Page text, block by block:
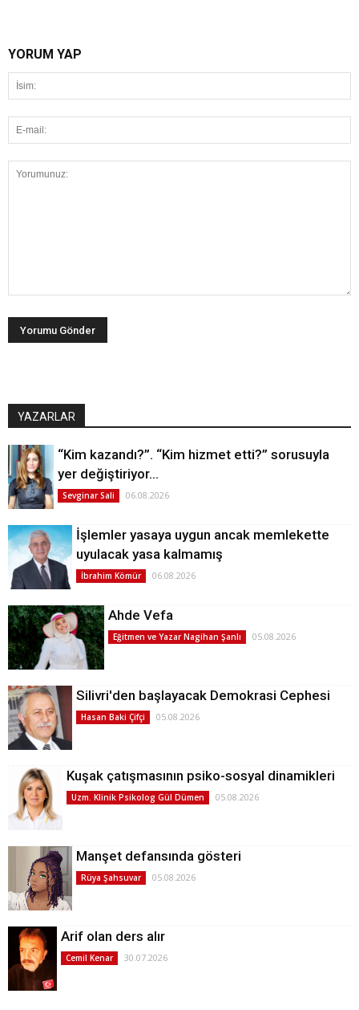
YORUM YAP
YAZARLAR
“Kim kazandı?”. “Kim hizmet etti?” sorusuyla
yer değiştiriyor…
Sevginar Sali 06.08.2026
İşlemler yasaya uygun ancak memlekette
uyulacak yasa kalmamış
İbrahim Kömür 06.08.2026
Ahde Vefa
Eğitmen ve Yazar Nagihan Şanlı 05.08.2026
Silivri'den başlayacak Demokrasi Cephesi
Hasan Baki Çifçi 05.08.2026
Kuşak çatışmasının psiko-sosyal dinamikleri
Uzm. Klinik Psikolog Gül Dümen 05.08.2026
Manşet defansında gösteri
Rüya Şahsuvar 05.08.2026
Arif olan ders alır
Cemil Kenar 30.07.2026